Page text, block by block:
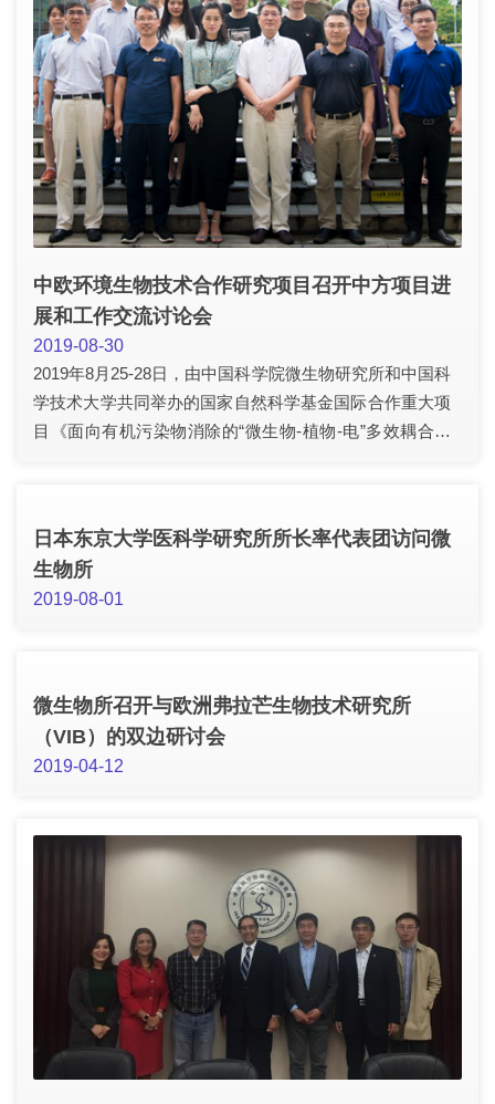
中欧环境生物技术合作研究项目召开中方项目进
展和工作交流讨论会
2019-08-30
2019年8月25-28日，由中国科学院微生物研究所和中国科
学技术大学共同举办的国家自然科学基金国际合作重大项
目《面向有机污染物消除的“微生物-植物-电”多效耦合作
术合作项目，旨在为污水、地下水、沉积物与土壤修复提
供深入明晰的理论支持和具有广泛良好应用前景的核心技
术。
日本东京大学医科学研究所所长率代表团访问微
生物所
2019-08-01
微生物所召开与欧洲弗拉芒生物技术研究所
（VIB）的双边研讨会
2019-04-12